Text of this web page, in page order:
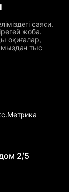
саяси,
жоба.
оқиғалар,
тыс
2/5